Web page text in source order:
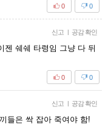
0
0
신고 | 공감 확인
젠 쉐쉐 타령임 그냥 다 뒤
0
0
신고 | 공감 확인
들은 싹 잡아 죽여야 함!